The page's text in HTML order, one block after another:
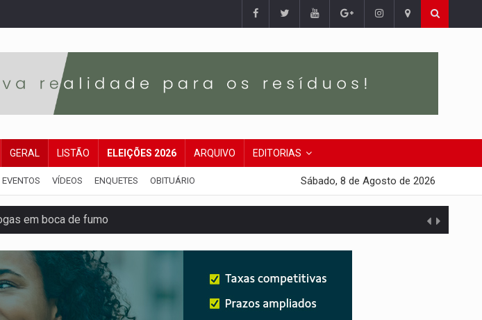
GERAL LISTÃO ELEIÇÕES 2026 ARQUIVO EDITORIAS
EVENTOS VÍDEOS ENQUETES OBITUÁRIO Sábado, 8 de Agosto de 2026
em boca de fumo
voltadas a PCD's
antiaéreo
amazônico a estudantes na escola